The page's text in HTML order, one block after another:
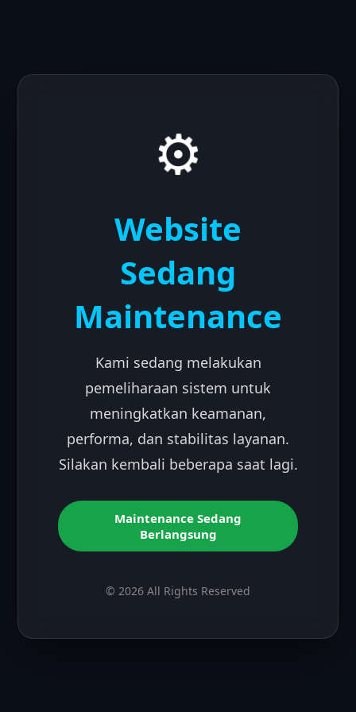
⚙️
Website
Sedang
Maintenance
Kami sedang melakukan
pemeliharaan sistem untuk
meningkatkan keamanan,
performa, dan stabilitas layanan.
Silakan kembali beberapa saat lagi.
Maintenance Sedang
Berlangsung
© 2026 All Rights Reserved